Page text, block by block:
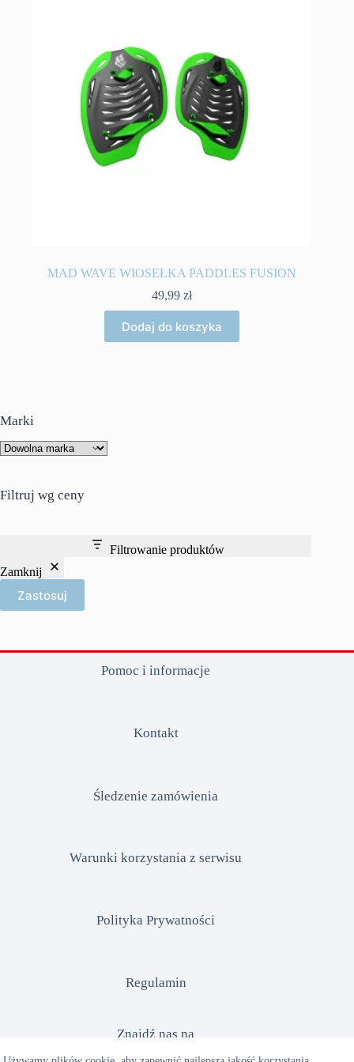
MAD WAVE WIOSEŁKA PADDLES FUSION
49,99 zł
Dodaj do koszyka
Marki
Filtruj wg ceny
Filtrowanie produktów
Zamknij
Zastosuj
Pomoc i informacje
Kontakt
Śledzenie zamówienia
Warunki korzystania z serwisu
Polityka Prywatności
Regulamin
Znajdź nas na